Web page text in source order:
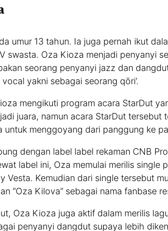
umur 13 tahun. Ia juga pernah ikut
swasta. Oza Kioza menjadi penyanyi
seorang penyanyi jazz dan
yakni sebagai seorang qōri’.
mengikuti program acara StarDut
juara, namun acara StarDut tersebut
untuk menggoyang dari panggung ke
dengan label label rekaman CNB
label ini, Oza memulai merilis single
Vesta. Kemudian dari single tersebut
“Oza Kilova” sebagai nama fanbase
Oza Kioza juga aktif dalam merilis
penyanyi dangdut supaya lebih